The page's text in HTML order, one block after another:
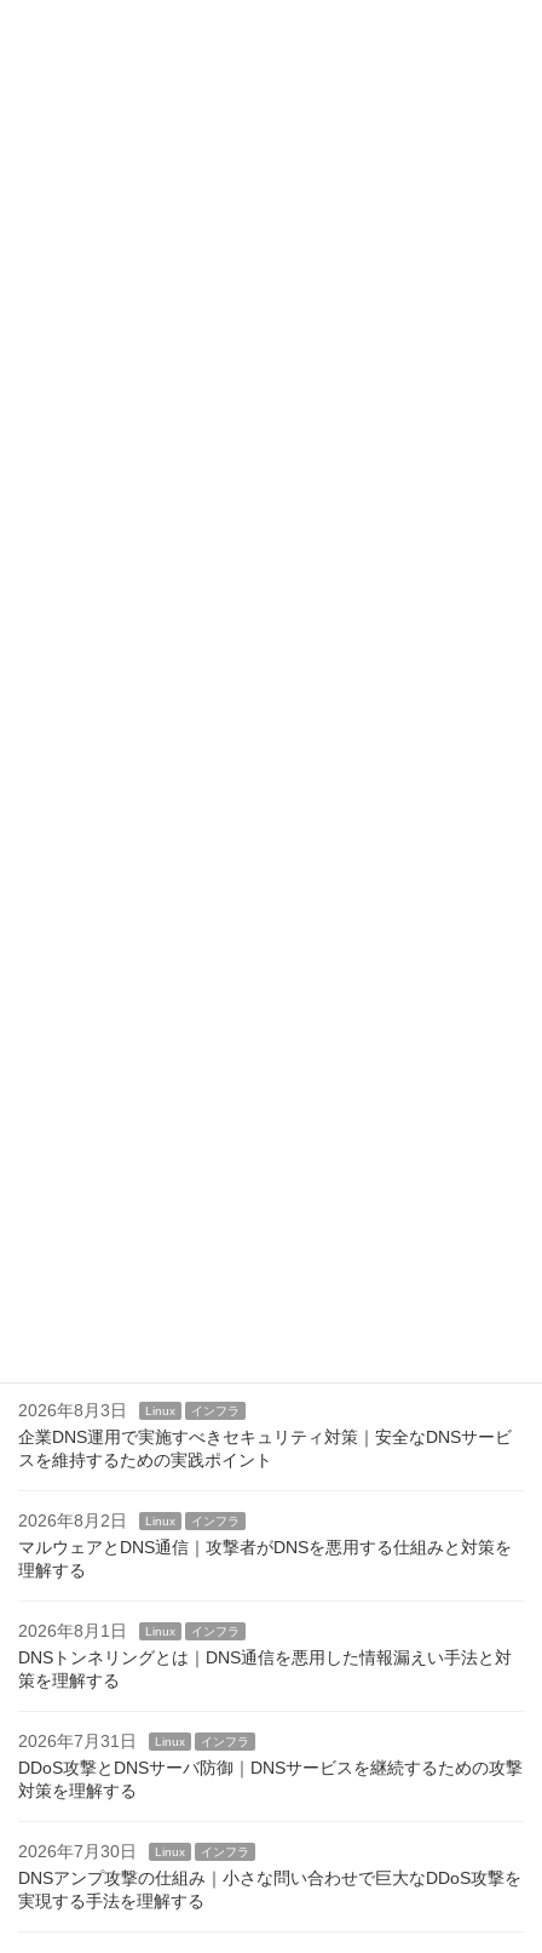
2026年8月3日 Linux インフラ
企業DNS運用で実施すべきセキュリティ対策｜安全なDNSサービ
スを維持するための実践ポイント
2026年8月2日 Linux インフラ
マルウェアとDNS通信｜攻撃者がDNSを悪用する仕組みと対策を
理解する
2026年8月1日 Linux インフラ
DNSトンネリングとは｜DNS通信を悪用した情報漏えい手法と対
策を理解する
2026年7月31日 Linux インフラ
DDoS攻撃とDNSサーバ防御｜DNSサービスを継続するための攻撃
対策を理解する
2026年7月30日 Linux インフラ
DNSアンプ攻撃の仕組み｜小さな問い合わせで巨大なDDoS攻撃を
実現する手法を理解する